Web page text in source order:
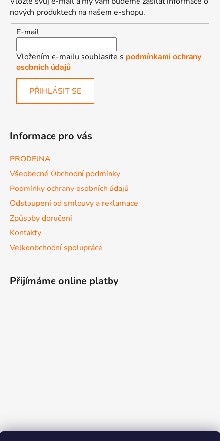
nových produktech na našem e-shopu.
E-mail
Vložením e-mailu souhlasíte s podmínkami ochrany
osobních údajů
PŘIHLÁSIT SE
Informace pro vás
PRODEJNA
Všeobecné Obchodní podmínky
Podmínky ochrany osobních údajů
Odstoupení od smlouvy a reklamace
Způsoby doručení
Kontakty
Velkoobchodní spolupráce
Přijímáme online platby